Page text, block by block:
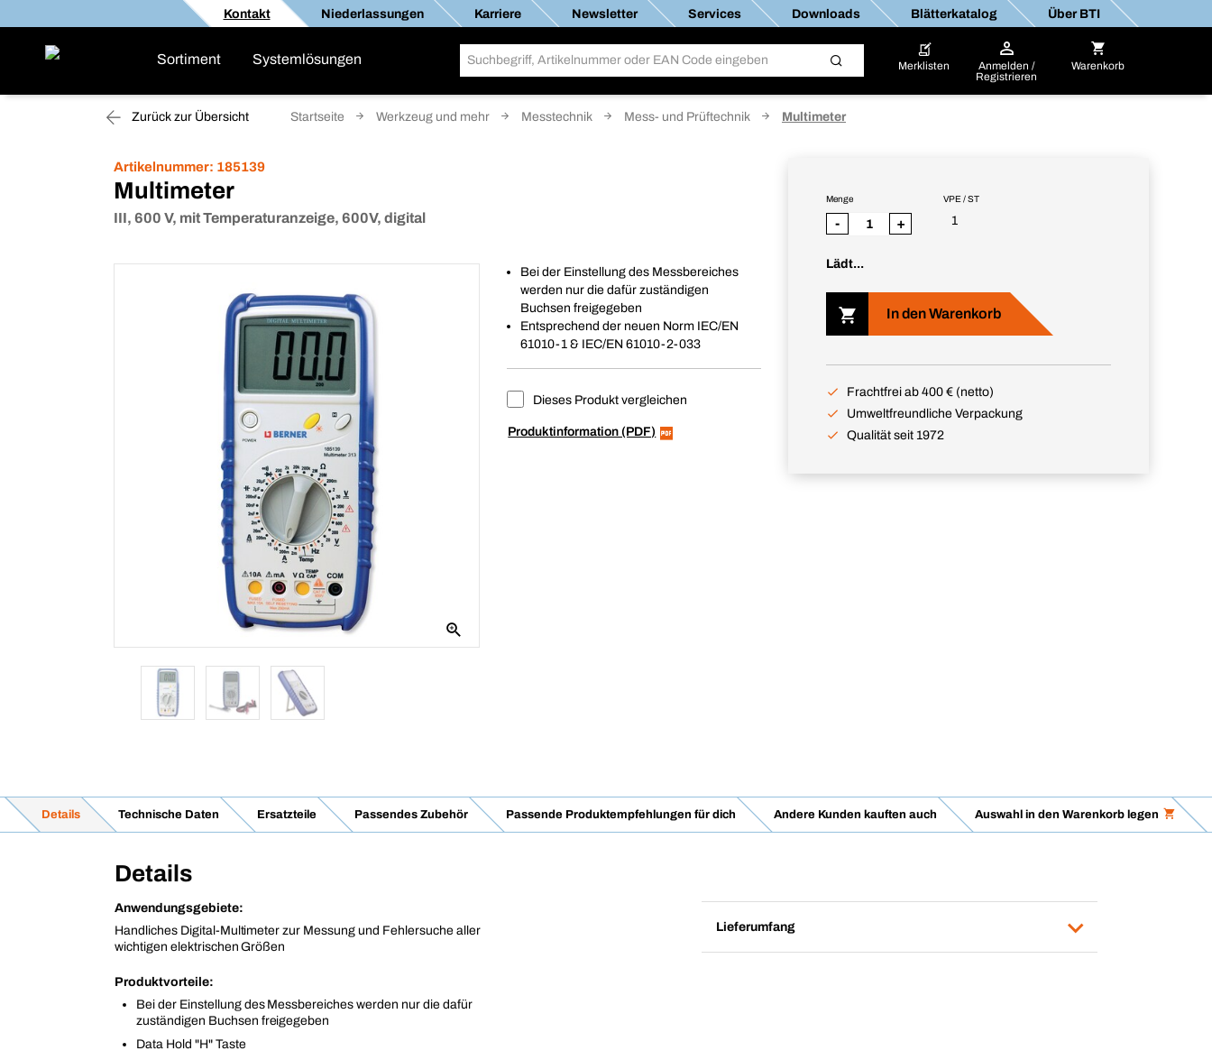
Kontakt Niederlassungen Karriere Newsletter Services Downloads Blätterkatalog Über BTI
Sortiment Systemlösungen Merklisten
Anmelden /
Registrieren
Warenkorb
Zurück zur Übersicht Startseite Werkzeug und mehr Messtechnik Mess- und Prüftechnik Multimeter
Artikelnummer: 185139
Multimeter
III, 600 V, mit Temperaturanzeige, 600V, digital
Bei der Einstellung des Messbereiches
werden nur die dafür zuständigen
Buchsen freigegeben
Entsprechend der neuen Norm IEC/EN
61010-1 & IEC/EN 61010-2-033
Dieses Produkt vergleichen
Produktinformation (PDF)
VPE / ST
1
Menge
- +
Lädt...
In den Warenkorb
Frachtfrei ab 400 € (netto)
Umweltfreundliche Verpackung
Qualität seit 1972
Details Technische Daten Ersatzteile Passendes Zubehör Passende Produktempfehlungen für dich Andere Kunden kauften auch Auswahl in den Warenkorb legen
Details
Anwendungsgebiete:
Handliches Digital-Multimeter zur Messung und Fehlersuche aller
wichtigen elektrischen Größen
Produktvorteile:
Bei der Einstellung des Messbereiches werden nur die dafür
zuständigen Buchsen freigegeben
Data Hold "H" Taste
Lieferumfang